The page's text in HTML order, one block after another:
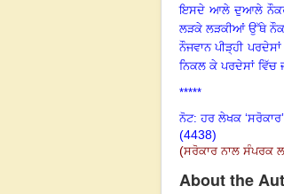
ਇਸਦੇ ਆਲੇ ਦੁਆਲੇ
ਲੜਕੇ ਲੜਕੀਆਂ ਉੱਥੇ
ਨੌਜਵਾਨ ਪੀੜ੍ਹੀ ਪਰਦੇਸਾਂ
ਨਿਕਲ ਕੇ ਪਰਦੇਸਾਂ ਵਿੱਚ
*****
ਨੋਟ: ਹਰ ਲੇਖਕ
(4438)
(ਸਰੋਕਾਰ ਨਾਲ ਸੰਪਰਕ
About the